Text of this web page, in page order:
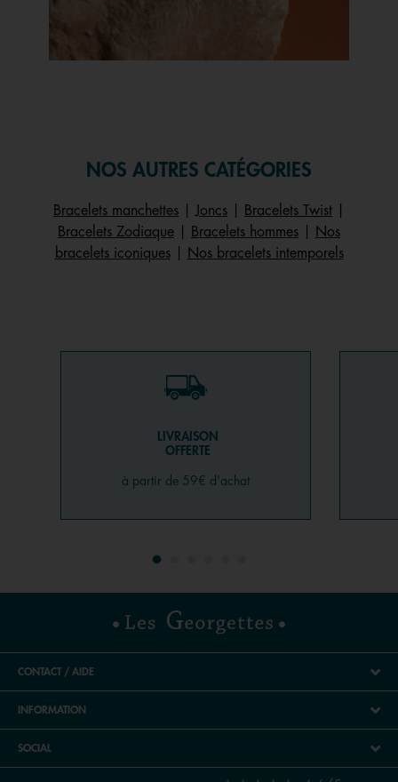
NOS AUTRES CATÉGORIES
Bracelets manchettes Joncs Bracelets Twist
Bracelets Zodiaque
Bracelets hommes
Nos
bracelets iconiques| Nos bracelets intemporels
LIVRAISON
OFFERTE
à partir de 59€ d'achat
CONTACT / AIDE
INFORMATION
SOCIAL